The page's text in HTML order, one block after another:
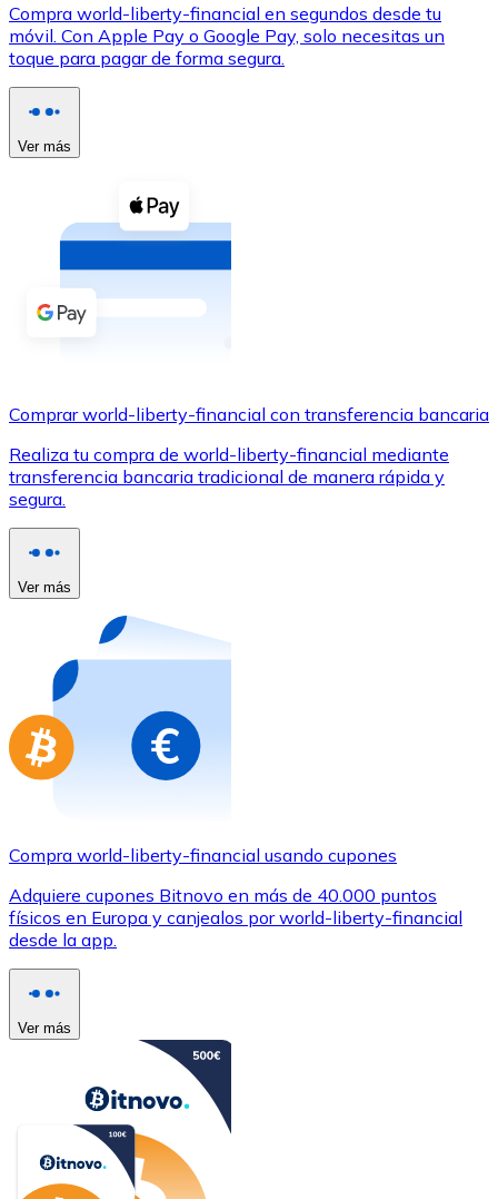
Ver todo
Compra criptomonedas con efectivo en tu tienda más
Transferencia SEPA
Comprar con Transferencia
Comprar con tarjeta
Tienda - Tarjetas regalo
Nuevo
Ir a la tienda de tarjetas regalo
Compra world-liberty-financial en segundos desde tu
móvil. Con Apple Pay o Google Pay, solo necesitas un
toque para pagar de forma segura.
Ver más
Comprar world-liberty-financial con transferencia bancaria
Realiza tu compra de world-liberty-financial mediante
transferencia bancaria tradicional de manera rápida y
segura.
Ver más
Compra world-liberty-financial usando cupones
Adquiere cupones Bitnovo en más de 40.000 puntos
físicos en Europa y canjealos por world-liberty-financial
desde la app.
Ver más